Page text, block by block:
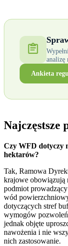
analizę
Ankieta
Najczęstsze
Czy WFD dotyczy
hektarów?
Tak, Ramowa
krajowe obowiązują
podmiot
wód
dotyczących stref
wymogów pozwoleń
jednak objęte
nawożenia i nie
nich zastosowanie.